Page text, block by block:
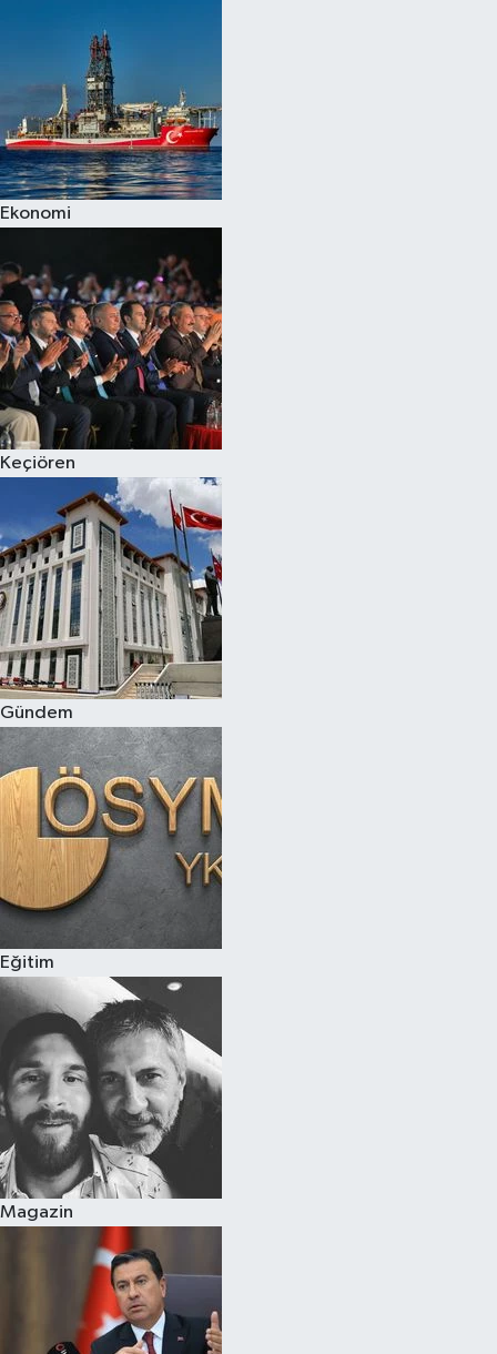
Ekonomi
Keçiören
Gündem
Eğitim
Magazin